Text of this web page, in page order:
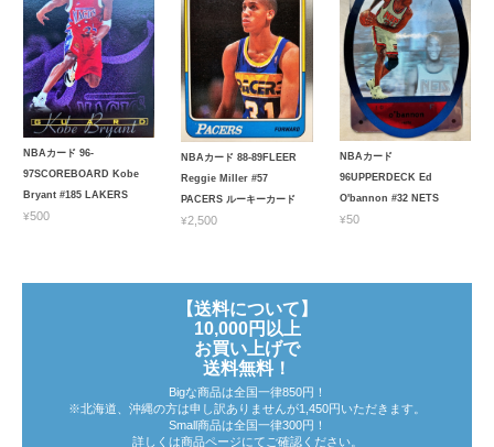
NBAカード 96-
97SCOREBOARD Kobe
Bryant #185 LAKERS
¥500
NBAカード 88-89FLEER
Reggie Miller #57
PACERS ルーキーカード
¥2,500
NBAカード
96UPPERDECK Ed
O'bannon #32 NETS
¥50
【送料について】
10,000円以上
お買い上げで
送料無料！
Bigな商品は全国一律850円！
※北海道、沖縄の方は申し訳ありませんが1,450円いただきます。
Small商品は全国一律300円！
詳しくは商品ページにてご確認ください。